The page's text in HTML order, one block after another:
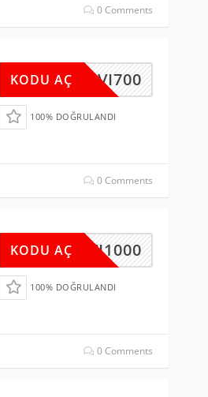
0 Comments
MAVI700
KODU AÇ
100% DOĞRULANDI
0 Comments
MAVI1000
KODU AÇ
100% DOĞRULANDI
0 Comments